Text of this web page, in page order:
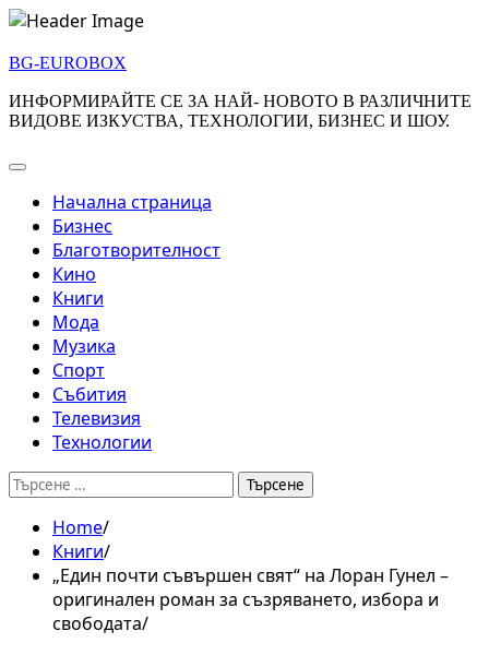
Skip
content
BG-EUROBOX
ИНФОРМИРАЙТЕ СЕ ЗА НАЙ- НОВОТО В РАЗЛИЧНИТЕ
ВИДОВЕ ИЗКУСТВА, ТЕХНОЛОГИИ, БИЗНЕС И ШОУ.
Начална страница
Бизнес
Благотворителност
Кино
Книги
Мода
Музика
Спорт
Събития
Телевизия
Технологии
Търсене
Home
Книги
„Един почти съвършен свят“ на Лоран Гунел –
оригинален роман за съзряването, избора и
свободата